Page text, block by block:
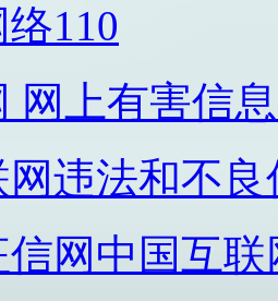
络110
网上有害信
违法和不
网 中国互